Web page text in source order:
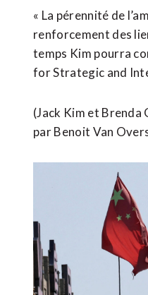
« La pérennité de
renforcement des
temps Kim pourra
for Strategic and
(Jack Kim et Brenda
par Benoit Van